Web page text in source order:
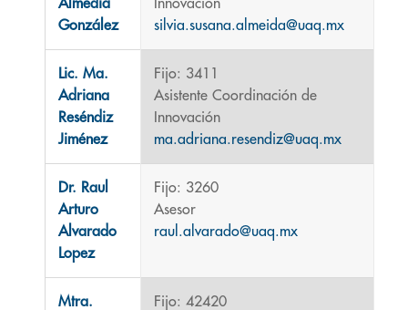
Almedia
González
Innovación
silvia.susana.almeida@uaq.mx
Lic. Ma.
Adriana
Reséndiz
Jiménez
Fijo: 3411
Asistente Coordinación de
Innovación
ma.adriana.resendiz@uaq.mx
Dr. Raul
Arturo
Alvarado
Lopez
Fijo: 3260
Asesor
raul.alvarado@uaq.mx
Mtra.
Fijo: 42420